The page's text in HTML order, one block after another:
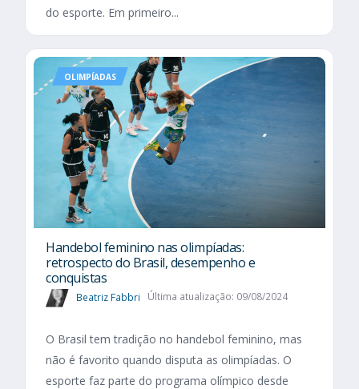
do esporte. Em primeiro...
OLIMPÍADAS
Handebol feminino nas olimpíadas:
retrospecto do Brasil, desempenho e
conquistas
Beatriz Fabbri Última atualização: 09/08/2024
O Brasil tem tradição no handebol feminino, mas
não é favorito quando disputa as olimpíadas. O
esporte faz parte do programa olímpico desde